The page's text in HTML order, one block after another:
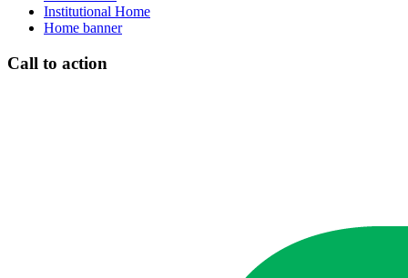
Institutional Home
Home banner
Call to action